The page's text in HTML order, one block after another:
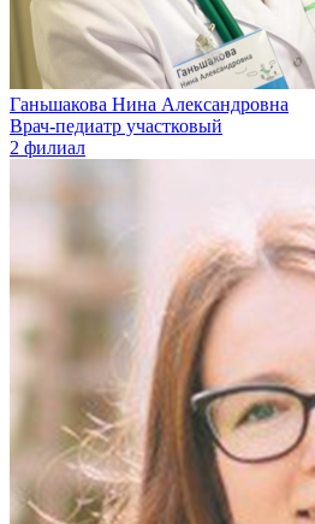
Ганьшакова Нина Александровна
Врач-педиатр участковый
2 филиал